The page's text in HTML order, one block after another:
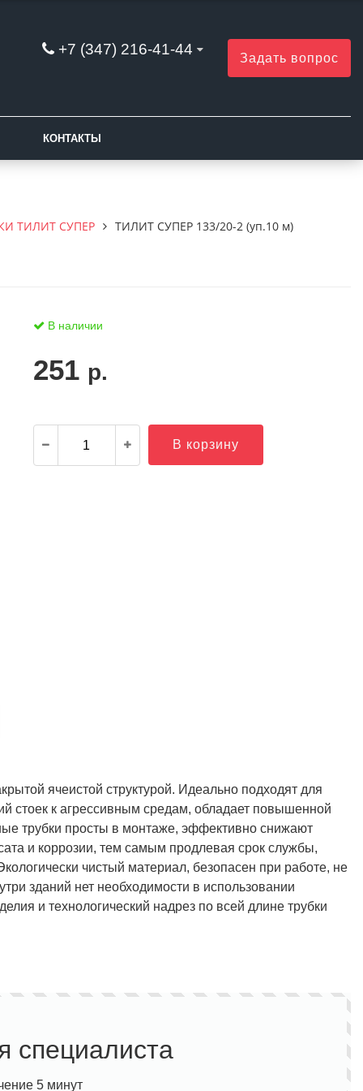
+7 (347) 216-41-44 Задать вопрос
КОНТАКТЫ
ТИЛИТ СУПЕР ТИЛИТ СУПЕР 133/20-2 (уп.10 м)
В наличии
251 р.
В корзину
ячеистой структурой. Идеально подходят для
стоек к агрессивным средам, обладает повышенной
трубки просты в монтаже, эффективно снижают
и коррозии, тем самым продлевая срок службы,
чистый материал, безопасен при работе, не
зданий нет необходимости в использовании
и технологический надрез по всей длине трубки
специалиста
5 минут